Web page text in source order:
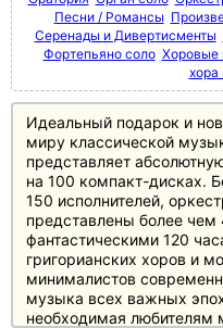
Песни / Романсы
Серенады и Дивертисменты
Фортепьяно соло Хоровые
хора
Идеальный подарок и
миру классической
представляет
на 100 компакт-дисках.
150 исполнителей,
представлены более
фантастическими 120
григорианских хоров и
минималистов
музыка всех важных
необходимая любителям